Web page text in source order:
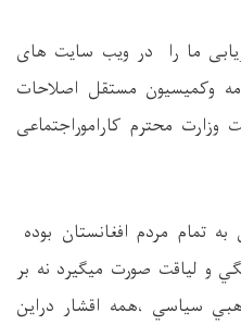
ما را در ویب سایت های
وکمیسیون مستقل اصلاحات
محترم کاراموراجتماعی
تمام مردم افغانستان بوده
و لياقت صورت ميگيرد نه بر
سياسي ،همه اقشار دراين